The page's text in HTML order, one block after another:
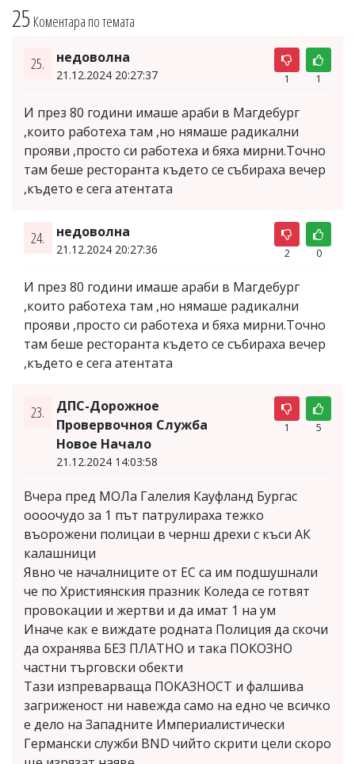
25 Коментара по темата
25. недоволна
21.12.2024 20:27:37 1 1
И през 80 години имаше араби в Магдебург
,които работеха там ,но нямаше радикални
прояви ,просто си работеха и бяха мирни.Точно
там беше ресторанта където се събираха вечер
,където е сега атентата
24. недоволна
21.12.2024 20:27:36 2 0
И през 80 години имаше араби в Магдебург
,които работеха там ,но нямаше радикални
прояви ,просто си работеха и бяха мирни.Точно
там беше ресторанта където се събираха вечер
,където е сега атентата
23.
ДПС-Дорожное
Провервочноя Служба
Новое Начало
21.12.2024 14:03:58
1 5
Вчера пред МОЛа Галелия Кауфланд Бургас
оооочудо за 1 път патрулираха тежко
въорожени полицаи в чернш дрехи с къси АК
калашници
Явно че началниците от ЕС са им подшушнали
че по Християнския празник Коледа се готвят
провокации и жертви и да имат 1 на ум
Иначе как е виждате родната Полиция да скочи
да охранява БЕЗ ПЛАТНО и така ПОКОЗНО
частни търговски обекти
Тази изпреварваща ПОКАЗНОСТ и фалшива
загриженост ни навежда само на едно че всичко
е дело на Западните Империалистически
Германски служби BND чийто скрити цели скоро